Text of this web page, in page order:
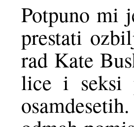
Potpuno mi
prestati
rad Kate
lice i seksi